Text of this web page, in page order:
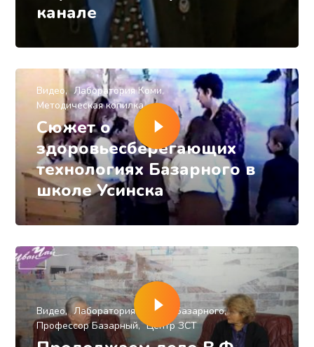
канале
Видео
Лаборатория Коми
Методическая копилка
Сюжет о
здоровьесберегающих
технологиях Базарного в
школе Усинска
Видео
Лаборатория Центра Базарного
Профессор Базарный
Центр ЗСТ